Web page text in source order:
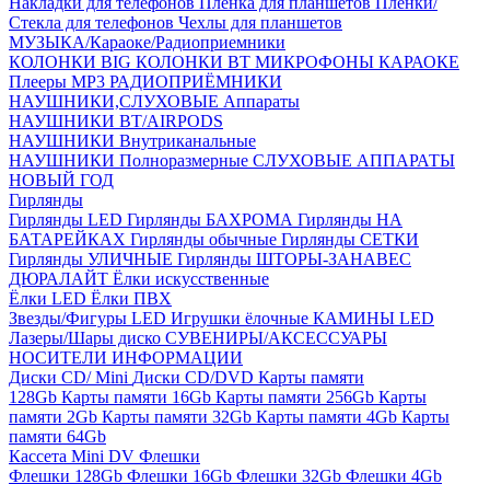
Стекла для телефонов Чехлы для планшетов
МУЗЫКА/Караоке/Радиоприемники
КОЛОНКИ BIG КОЛОНКИ BT МИКРОФОНЫ КАРАОКЕ
Плееры MP3 РАДИОПРИЁМНИКИ
НАУШНИКИ,СЛУХОВЫЕ Аппараты
НАУШНИКИ BT/AIRPODS
НАУШНИКИ Внутриканальные
НАУШНИКИ Полноразмерные СЛУХОВЫЕ АППАРАТЫ
НОВЫЙ ГОД
Гирлянды
Гирлянды LED Гирлянды БАХРОМА Гирлянды НА
БАТАРЕЙКАХ Гирлянды обычные Гирлянды СЕТКИ
Гирлянды УЛИЧНЫЕ Гирлянды ШТОРЫ-ЗАНАВЕС
ДЮРАЛАЙТ Ёлки искусственные
Ёлки LED Ёлки ПВХ
Звезды/Фигуры LED Игрушки ёлочные КАМИНЫ LED
Лазеры/Шары диско СУВЕНИРЫ/АКСЕССУАРЫ
НОСИТЕЛИ ИНФОРМАЦИИ
Диски CD/ Mini Диски CD/DVD Карты памяти
128Gb Карты памяти 16Gb Карты памяти 256Gb Карты
памяти 2Gb Карты памяти 32Gb Карты памяти 4Gb Карты
памяти 64Gb
Кассета Mini DV Флешки
Флешки 128Gb Флешки 16Gb Флешки 32Gb Флешки 4Gb